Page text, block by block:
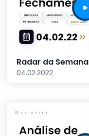
Radar da Semana
04.02.2022